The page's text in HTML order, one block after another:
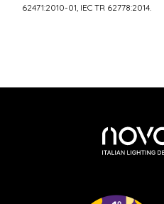
62471:2010-01, IEC TR 62778:2014.